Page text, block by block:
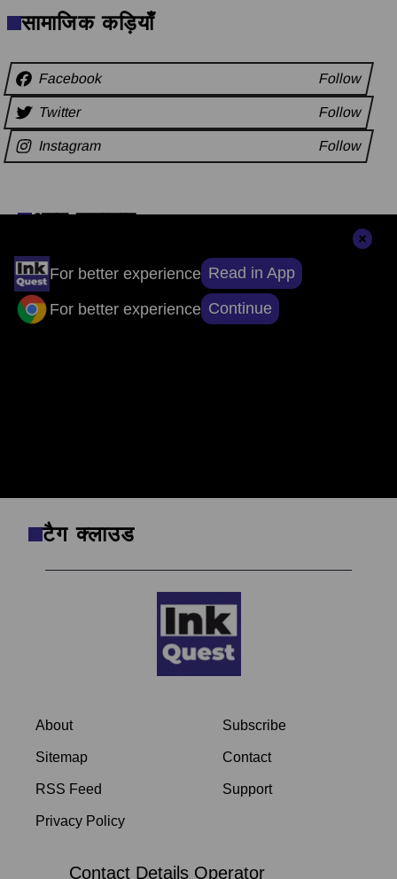
For better experience Read in App
For better experience Continue
सामाजिक कड़ियाँ
Facebook Follow
Twitter Follow
Instagram Follow
अन्य समाचार
संपादकों की पसंद
टैग क्लाउड
About
Sitemap
RSS Feed
Privacy Policy
Subscribe
Contact
Support
Contact Details Operator